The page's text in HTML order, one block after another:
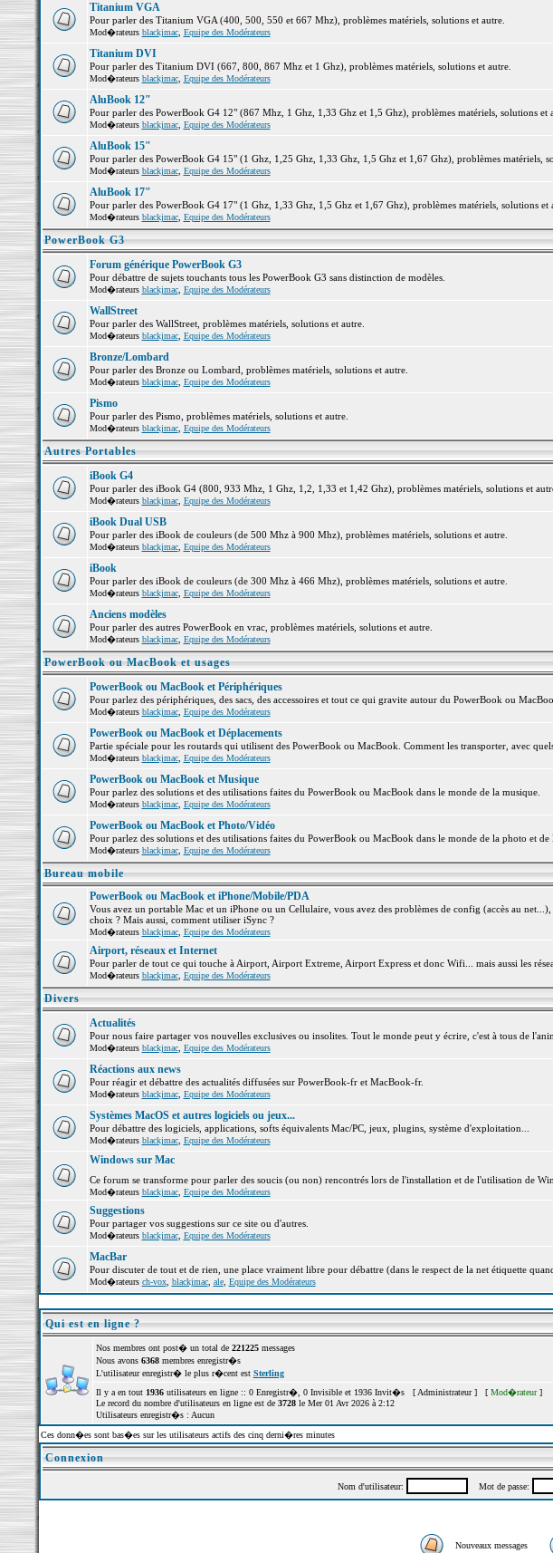
Titanium VGA
Pour parler des Titanium VGA (400, 500, 550 et 667 Mhz), problèmes matériels, solutions et autre.
Mod�rateurs blackjmac, Equipe des Modérateurs
Titanium DVI
Pour parler des Titanium DVI (667, 800, 867 Mhz et 1 Ghz), problèmes matériels, solutions et autre.
Mod�rateurs blackjmac, Equipe des Modérateurs
AluBook 12"
Pour parler des PowerBook G4 12" (867 Mhz, 1 Ghz, 1,33 Ghz et 1,5 Ghz), problèmes matériels, solutions et
Mod�rateurs blackjmac, Equipe des Modérateurs
AluBook 15"
Pour parler des PowerBook G4 15" (1 Ghz, 1,25 Ghz, 1,33 Ghz, 1,5 Ghz et 1,67 Ghz), problèmes matériels,
Mod�rateurs blackjmac, Equipe des Modérateurs
AluBook 17"
Pour parler des PowerBook G4 17" (1 Ghz, 1,33 Ghz, 1,5 Ghz et 1,67 Ghz), problèmes matériels, solutions et
Mod�rateurs blackjmac, Equipe des Modérateurs
PowerBook G3
Forum générique PowerBook G3
Pour débattre de sujets touchants tous les PowerBook G3 sans distinction de modèles.
Mod�rateurs blackjmac, Equipe des Modérateurs
WallStreet
Pour parler des WallStreet, problèmes matériels, solutions et autre.
Mod�rateurs blackjmac, Equipe des Modérateurs
Bronze/Lombard
Pour parler des Bronze ou Lombard, problèmes matériels, solutions et autre.
Mod�rateurs blackjmac, Equipe des Modérateurs
Pismo
Pour parler des Pismo, problèmes matériels, solutions et autre.
Mod�rateurs blackjmac, Equipe des Modérateurs
Autres Portables
iBook G4
Pour parler des iBook G4 (800, 933 Mhz, 1 Ghz, 1,2, 1,33 et 1,42 Ghz), problèmes matériels, solutions et
Mod�rateurs blackjmac, Equipe des Modérateurs
iBook Dual USB
Pour parler des iBook de couleurs (de 500 Mhz à 900 Mhz), problèmes matériels, solutions et autre.
Mod�rateurs blackjmac, Equipe des Modérateurs
iBook
Pour parler des iBook de couleurs (de 300 Mhz à 466 Mhz), problèmes matériels, solutions et autre.
Mod�rateurs blackjmac, Equipe des Modérateurs
Anciens modèles
Pour parler des autres PowerBook en vrac, problèmes matériels, solutions et autre.
Mod�rateurs blackjmac, Equipe des Modérateurs
PowerBook ou MacBook et usages
PowerBook ou MacBook et Périphériques
Pour parlez des périphériques, des sacs, des accessoires et tout ce qui gravite autour du PowerBook ou
Mod�rateurs blackjmac, Equipe des Modérateurs
PowerBook ou MacBook et Déplacements
Partie spéciale pour les routards qui utilisent des PowerBook ou MacBook. Comment les transporter, avec
Mod�rateurs blackjmac, Equipe des Modérateurs
PowerBook ou MacBook et Musique
Pour parlez des solutions et des utilisations faites du PowerBook ou MacBook dans le monde de la musique.
Mod�rateurs blackjmac, Equipe des Modérateurs
PowerBook ou MacBook et Photo/Vidéo
Pour parlez des solutions et des utilisations faites du PowerBook ou MacBook dans le monde de la photo et de
Mod�rateurs blackjmac, Equipe des Modérateurs
Bureau mobile
PowerBook ou MacBook et iPhone/Mobile/PDA
Vous avez un portable Mac et un iPhone ou un Cellulaire, vous avez des problèmes de config (accès au
choix ? Mais aussi, comment utiliser iSync ?
Mod�rateurs blackjmac, Equipe des Modérateurs
Airport, réseaux et Internet
Pour parler de tout ce qui touche à Airport, Airport Extreme, Airport Express et donc Wifi... mais aussi les
Mod�rateurs blackjmac, Equipe des Modérateurs
Divers
Actualités
Pour nous faire partager vos nouvelles exclusives ou insolites. Tout le monde peut y écrire, c'est à tous de
Mod�rateurs blackjmac, Equipe des Modérateurs
Réactions aux news
Pour réagir et débattre des actualités diffusées sur PowerBook-fr et MacBook-fr.
Mod�rateurs blackjmac, Equipe des Modérateurs
Systèmes MacOS et autres logiciels ou jeux...
Pour débattre des logiciels, applications, softs équivalents Mac/PC, jeux, plugins, système d'exploitation...
Mod�rateurs blackjmac, Equipe des Modérateurs
Windows sur Mac
Ce forum se transforme pour parler des soucis (ou non) rencontrés lors de l'installation et de l'utilisation de
Mod�rateurs blackjmac, Equipe des Modérateurs
Suggestions
Pour partager vos suggestions sur ce site ou d'autres.
Mod�rateurs blackjmac, Equipe des Modérateurs
MacBar
Pour discuter de tout et de rien, une place vraiment libre pour débattre (dans le respect de la net étiquette
Mod�rateurs ch-vox, blackjmac, ale, Equipe des Modérateurs
Qui est en ligne ?
Nos membres ont post� un total de 221225messages
Nous avons 6368membres enregistr�s
L'utilisateur enregistr� le plus r�cent est Sterling
Il y a en tout 1936utilisateurs en ligne :: 0 Enregistr�, 0 Invisible et 1936 Invit�s [ Administrateur] [ Mod�rateur]
Le record du nombre d'utilisateurs en ligne est de 3728le Mer 01 Avr 2026 à 2:12
Utilisateurs enregistr�s : Aucun
Ces donn�es sont bas�es sur les utilisateurs actifs des cinq derni�res minutes
Connexion
Nom d'utilisateur: Mot de passe:
Nouveaux messages